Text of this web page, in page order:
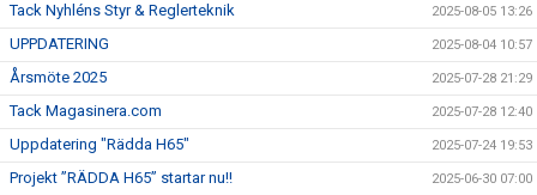
Tack Nyhléns Styr & Reglerteknik 2025-08-05 13:26
UPPDATERING 2025-08-04 10:57
Årsmöte 2025 2025-07-28 21:29
Tack Magasinera.com 2025-07-28 12:40
Uppdatering "Rädda H65" 2025-07-24 19:53
Projekt ”RÄDDA H65” startar nu!! 2025-06-30 07:00